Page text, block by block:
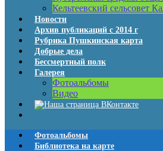
Кельтеевский сельсовет
Новости
Архив публикаций с 2014 г
Рубрика Пушкинская карта
Добрые дела
Бессмертный полк
Галерея
Фотоальбомы
Видео
Фотоальбомы
Библиотека на карте